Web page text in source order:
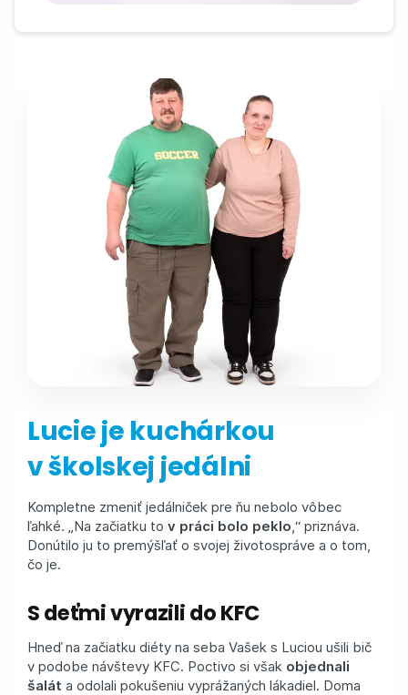
Lucie je kuchárkou
v školskej jedálni
Kompletne zmeniť jedálniček pre ňu nebolo vôbec
ľahké. „Na začiatku to v práci bolo peklo ,“ priznáva.
Donútilo ju to premýšľať o svojej životospráve a o tom,
čo je.
S deťmi vyrazili do KFC
Hneď na začiatku diéty na seba Vašek s Luciou ušili bič
v podobe návštevy KFC. Poctivo si však objednali
šalát a odolali pokušeniu vyprážaných lákadiel. Doma